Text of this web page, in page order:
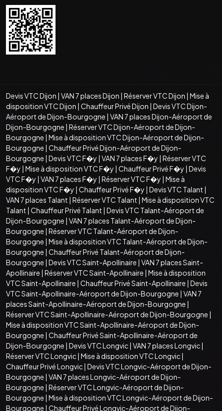
Devis VTC Dijon | VAN 7 places Dijon | Réserver VTC Dijon | Mise à
disposition VTC Dijon | Chauffeur Privé Dijon | Devis VTC Dijon-
Aéroport de Dijon-Bourgogne | VAN 7 places Dijon-Aéroport de
Dijon-Bourgogne | Réserver VTC Dijon-Aéroport de Dijon-
Bourgogne | Mise à disposition VTC Dijon-Aéroport de Dijon-
Bourgogne | Chauffeur Privé Dijon-Aéroport de Dijon-
Bourgogne | Devis VTC F�y | VAN 7 places F�y | Réserver VTC
F�y | Mise à disposition VTC F�y | Chauffeur Privé F�y | Devis
VTC F�y | VAN 7 places F�y | Réserver VTC F�y | Mise à
disposition VTC F�y | Chauffeur Privé F�y | Devis VTC Talant |
VAN 7 places Talant | Réserver VTC Talant | Mise à disposition VTC
Talant | Chauffeur Privé Talant | Devis VTC Talant-Aéroport de
Dijon-Bourgogne | VAN 7 places Talant-Aéroport de Dijon-
Bourgogne | Réserver VTC Talant-Aéroport de Dijon-
Bourgogne | Mise à disposition VTC Talant-Aéroport de Dijon-
Bourgogne | Chauffeur Privé Talant-Aéroport de Dijon-
Bourgogne | Devis VTC Saint-Apollinaire | VAN 7 places Saint-
Apollinaire | Réserver VTC Saint-Apollinaire | Mise à disposition
VTC Saint-Apollinaire | Chauffeur Privé Saint-Apollinaire | Devis
VTC Saint-Apollinaire-Aéroport de Dijon-Bourgogne | VAN 7
places Saint-Apollinaire-Aéroport de Dijon-Bourgogne |
Réserver VTC Saint-Apollinaire-Aéroport de Dijon-Bourgogne |
Mise à disposition VTC Saint-Apollinaire-Aéroport de Dijon-
Bourgogne | Chauffeur Privé Saint-Apollinaire-Aéroport de
Dijon-Bourgogne | Devis VTC Longvic| VAN 7 places Longvic|
Réserver VTC Longvic| Mise à disposition VTC Longvic|
Chauffeur Privé Longvic| Devis VTC Longvic-Aéroport de Dijon-
Bourgogne | VAN 7 places Longvic-Aéroport de Dijon-
Bourgogne | Réserver VTC Longvic-Aéroport de Dijon-
Bourgogne | Mise à disposition VTC Longvic-Aéroport de Dijon-
Bourgogne | Chauffeur Privé Longvic-Aéroport de Dijon-